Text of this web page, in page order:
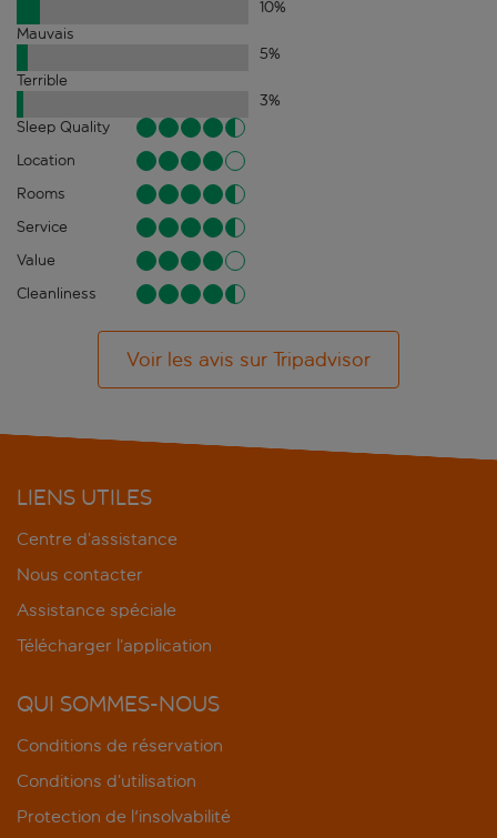
10%
Mauvais
5%
Terrible
3%
Sleep Quality
Location
Rooms
Service
Value
Cleanliness
Voir les avis sur Tripadvisor
LIENS UTILES
Centre d’assistance
Nous contacter
Assistance spéciale
Télécharger l’application
QUI SOMMES-NOUS
Conditions de réservation
Conditions d’utilisation
Protection de l'insolvabilité